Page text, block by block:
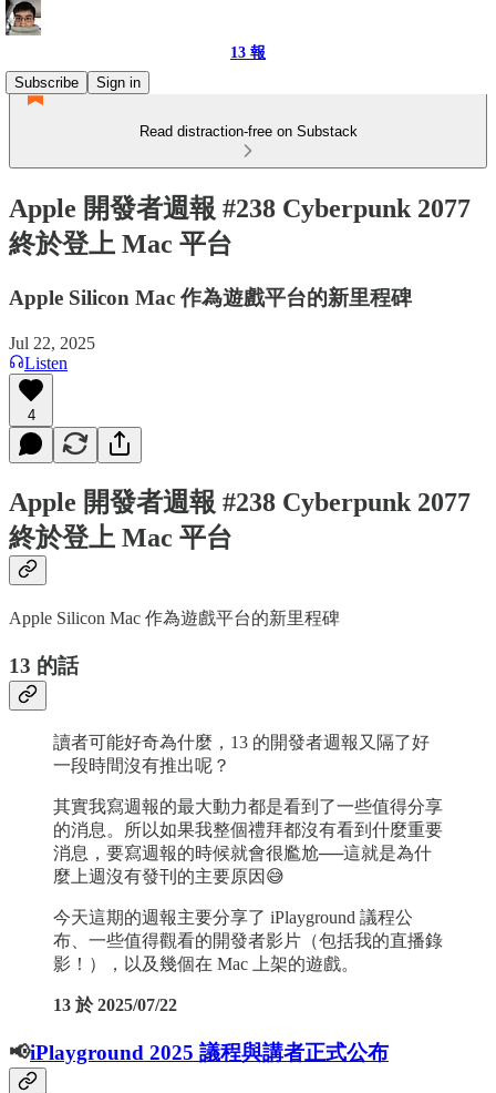
13 報
Subscribe
Sign in
Read distraction-free on Substack
Apple 開發者週報 #238 Cyberpunk 2077
終於登上 Mac 平台
Apple Silicon Mac 作為遊戲平台的新里程碑
Jul 22, 2025
Listen
4
Apple 開發者週報 #238 Cyberpunk 2077
終於登上 Mac 平台
Apple Silicon Mac 作為遊戲平台的新里程碑
13 的話
讀者可能好奇為什麼，13 的開發者週報又隔了好
一段時間沒有推出呢？
其實我寫週報的最大動力都是看到了一些值得分享
的消息。所以如果我整個禮拜都沒有看到什麼重要
消息，要寫週報的時候就會很尷尬──這就是為什
麼上週沒有發刊的主要原因😅
今天這期的週報主要分享了 iPlayground 議程公
布、一些值得觀看的開發者影片（包括我的直播錄
影！），以及幾個在 Mac 上架的遊戲。
13 於 2025/07/22
📢iPlayground 2025 議程與講者正式公布